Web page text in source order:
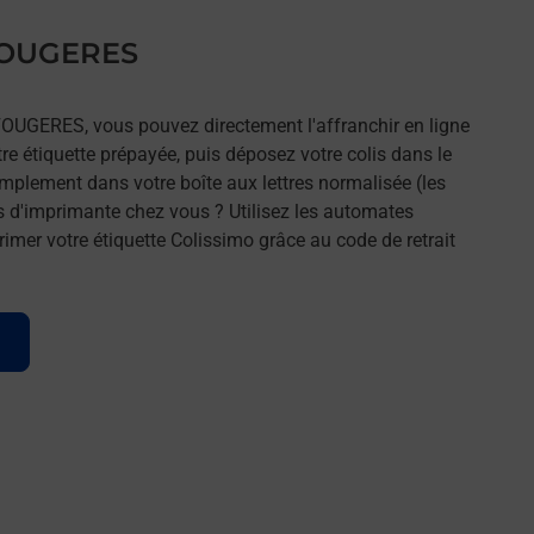
vous pouvez directement l'affranchir en ligne
étiquette prépayée, puis déposez votre colis dans le
dans votre boîte aux lettres normalisée (les
d'imprimante chez vous ? Utilisez les automates
votre étiquette Colissimo grâce au code de retrait